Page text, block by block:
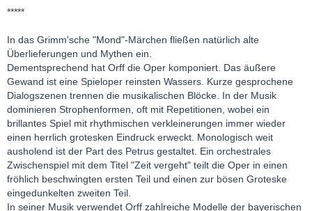
*****
In das Grimm'sche "Mond"-Märchen fließen natürlich alte
Überlieferungen und Mythen ein.
Dementsprechend hat Orff die Oper komponiert. Das äußere
Gewand ist eine Spieloper reinsten Wassers. Kurze gesprochene
Dialogszenen trennen die musikalischen Blöcke. In der Musik
dominieren Strophenformen, oft mit Repetitionen, wobei ein
brillantes Spiel mit rhythmischen verkleinerungen immer wieder
einen herrlich grotesken Eindruck erweckt. Monologisch weit
ausholend ist der Part des Petrus gestaltet. Ein orchestrales
Zwischenspiel mit dem Titel "Zeit vergeht" teilt die Oper in einen
fröhlich beschwingten ersten Teil und einen zur bösen Groteske
eingedunkelten zweiten Teil.
In seiner Musik verwendet Orff zahlreiche Modelle der bayerischen